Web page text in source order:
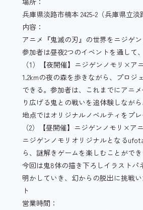
兵庫県淡路市楠本 2425-2（兵庫県立
内容：
アニメ『鬼滅の刃』の世界をニジゲ
参加者は昼夜2つのイベントを通して
（1）【夜開催】ニジゲンノモリ×ア
1.2kmの夜の森を歩きながら、プロ
できる。参加者は、これまでにアニ
り広げる鬼との戦いを追体験しなが
地点ではオリジナルノベルティをプ
（2）【昼開催】ニジゲンノモリ×ア
ニジゲンノモリオリジナルとなる
ら、謎解きゲームを楽しむことができ
今回は鬼8体の描き下ろしイラスト
明かしていき、幻からの脱出に挑戦
ト
営業時間：